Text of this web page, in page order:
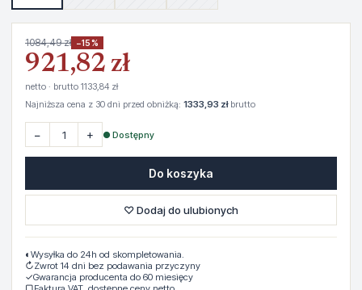
1084,49 zł −15%
921,82 zł
netto · brutto 1133,84 zł
Najniższa cena z 30 dni przed obniżką: 1333,93 złbrutto
− + ● Dostępny
Do koszyka
♡ Dodaj do ulubionych
◐ Wysyłka do 24h od skompletowania.
↻Zwrot 14 dni bez podawania przyczyny
✓Gwarancja producenta do 60 miesięcy